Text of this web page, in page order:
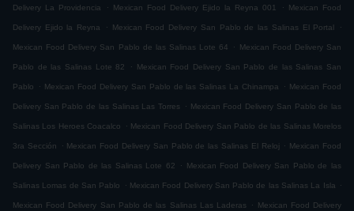
Delivery La Providencia . Mexican Food Delivery Ejido la Reyna 001 . Mexican Food
Delivery Ejido la Reyna . Mexican Food Delivery San Pablo de las Salinas El Portal .
Mexican Food Delivery San Pablo de las Salinas Lote 64 . Mexican Food Delivery San
Pablo de las Salinas Lote 82 . Mexican Food Delivery San Pablo de las Salinas San
Pablo . Mexican Food Delivery San Pablo de las Salinas La Chinampa . Mexican Food
Delivery San Pablo de las Salinas Las Torres . Mexican Food Delivery San Pablo de las
Salinas Los Heroes Coacalco . Mexican Food Delivery San Pablo de las Salinas Morelos
3ra Sección . Mexican Food Delivery San Pablo de las Salinas El Reloj . Mexican Food
Delivery San Pablo de las Salinas Lote 62 . Mexican Food Delivery San Pablo de las
Salinas Lomas de San Pablo . Mexican Food Delivery San Pablo de las Salinas La Isla .
Mexican Food Delivery San Pablo de las Salinas Las Laderas . Mexican Food Delivery